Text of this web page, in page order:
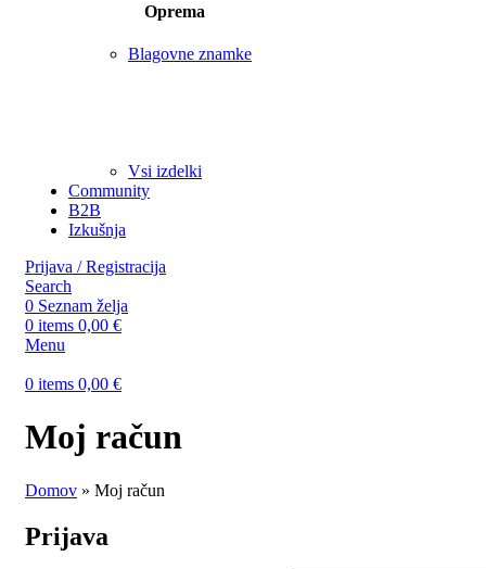
Oprema
Blagovne znamke
Vsi izdelki
Community
B2B
Izkušnja
Prijava / Registracija
Search
0 Seznam želja
0 items 0,00 €
Menu
0 items 0,00 €
Moj račun
Domov » Moj račun
Prijava